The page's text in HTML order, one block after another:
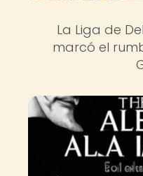
La Liga de
marcó el